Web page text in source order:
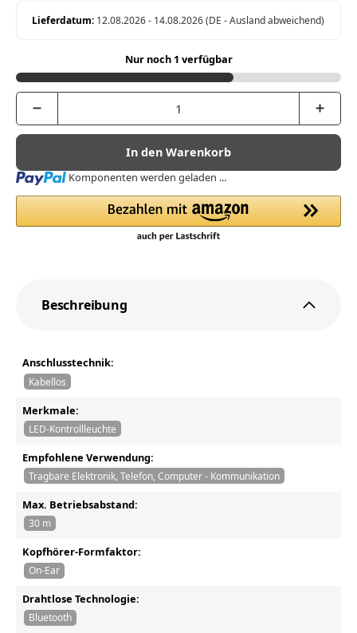
Lieferdatum: 12.08.2026 - 14.08.2026(DE - Ausland abweichend)
Nur noch 1 verfügbar
In den Warenkorb
Loading... Komponenten werden geladen ...
Beschreibung
Anschlusstechnik:
Kabellos
Merkmale:
LED-Kontrollleuchte
Empfohlene Verwendung:
Tragbare Elektronik, Telefon, Computer - Kommunikation
Max. Betriebsabstand:
30 m
Kopfhörer-Formfaktor:
On-Ear
Drahtlose Technologie:
Bluetooth